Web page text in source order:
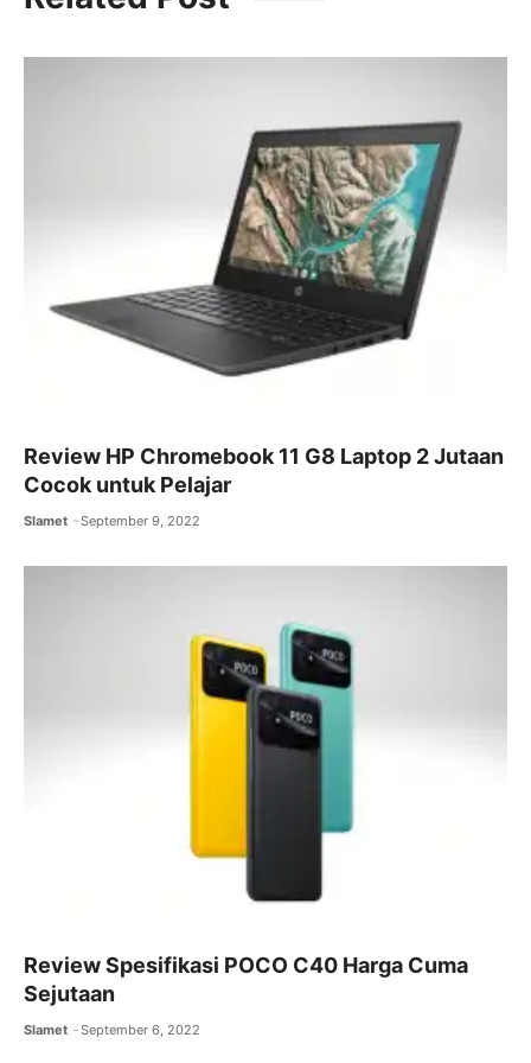
p
Review HP Chromebook 11 G8 Laptop 2 Jutaan
Cocok untuk Pelajar
Slamet September 9, 2022
Review Spesifikasi POCO C40 Harga Cuma
Sejutaan
Slamet September 6, 2022